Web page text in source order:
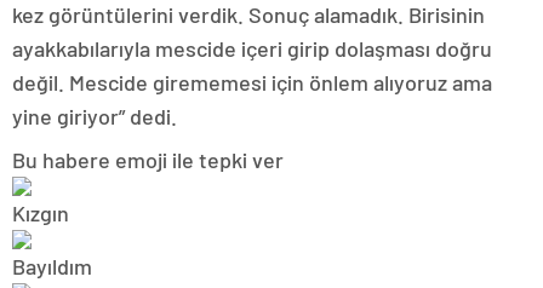
kez görüntülerini verdik. Sonuç alamadık. Birisinin
ayakkabılarıyla mescide içeri girip dolaşması doğru
değil. Mescide girememesi için önlem alıyoruz ama
yine giriyor” dedi.
Bu habere emoji ile tepki ver